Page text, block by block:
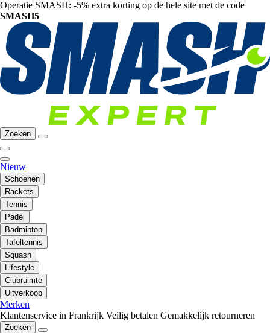
Operatie SMASH: -5% extra korting op de hele site met de code
SMASH5
Zoeken
Nieuw
Schoenen
Rackets
Tennis
Padel
Badminton
Tafeltennis
Squash
Lifestyle
Clubruimte
Uitverkoop
Merken
Klantenservice in Frankrijk Veilig betalen Gemakkelijk retourneren
Zoeken